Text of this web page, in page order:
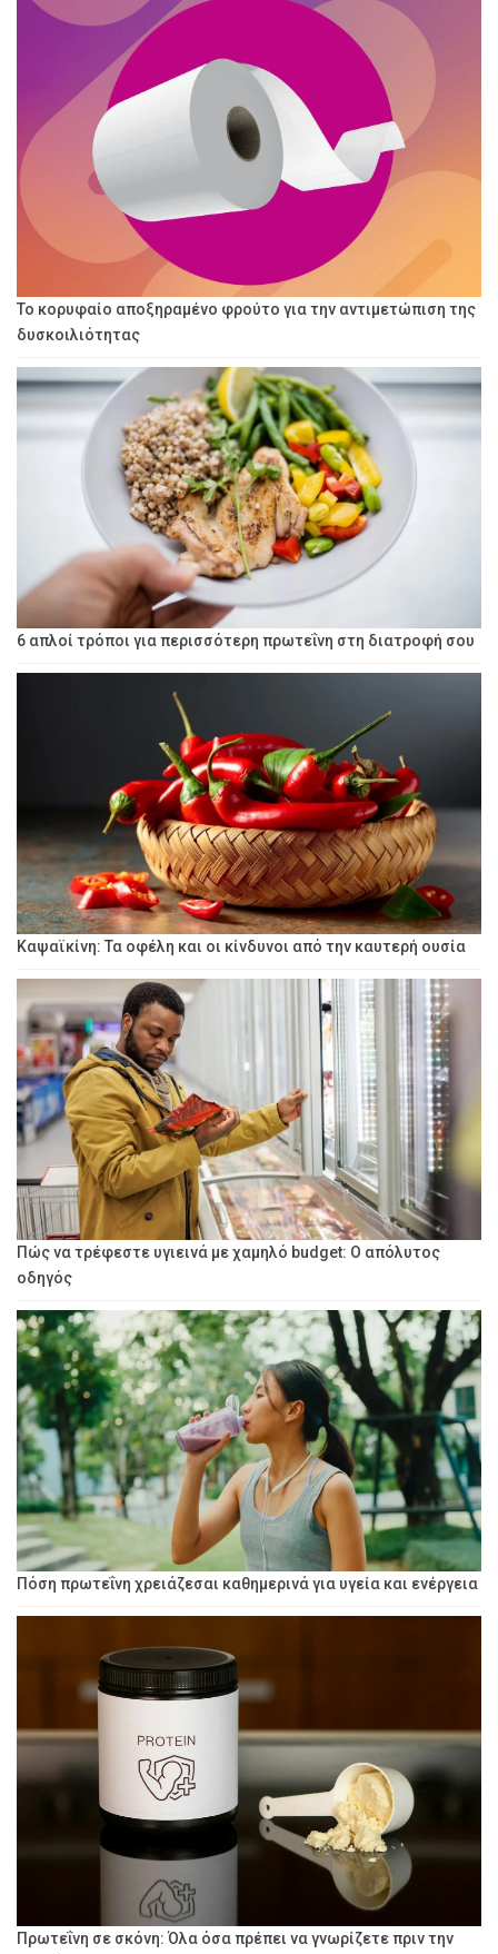
Το κορυφαίο αποξηραμένο φρούτο για την αντιμετώπιση της
δυσκοιλιότητας
6 απλοί τρόποι για περισσότερη πρωτεΐνη στη διατροφή σου
Καψαϊκίνη: Τα οφέλη και οι κίνδυνοι από την καυτερή ουσία
Πώς να τρέφεστε υγιεινά με χαμηλό budget: Ο απόλυτος
οδηγός
Πόση πρωτεΐνη χρειάζεσαι καθημερινά για υγεία και ενέργεια
Πρωτεΐνη σε σκόνη: Όλα όσα πρέπει να γνωρίζετε πριν την